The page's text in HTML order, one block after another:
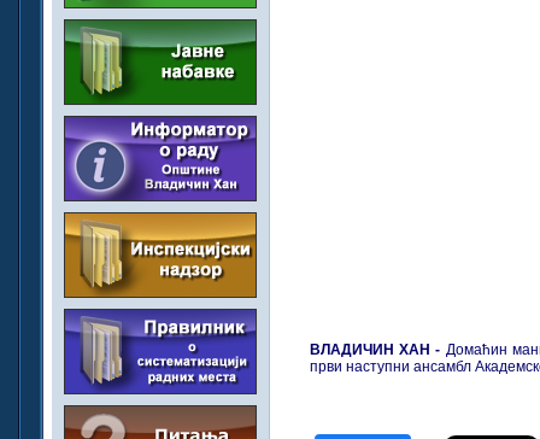
ВЛАДИЧИН ХАН - Домаћин
први наступни ансамбл